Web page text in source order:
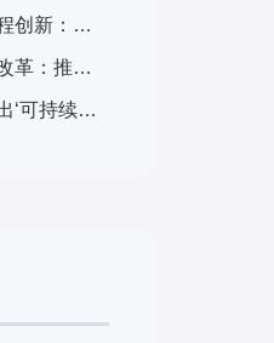
英国雷丁大学亨利商学院2025年研究生课程创新：推出‘可持续金融与ESG’专项计划，引领商科教育新趋势
英国牛津大学耶稣学院2025年研究生招生改革：推出‘全球挑战’跨学科项目，引发国际教育界关注
英国牛津大学2025年研究生教育改革：推出‘可持续发展与全球挑战’交叉学科计划，引发国际教育界关注